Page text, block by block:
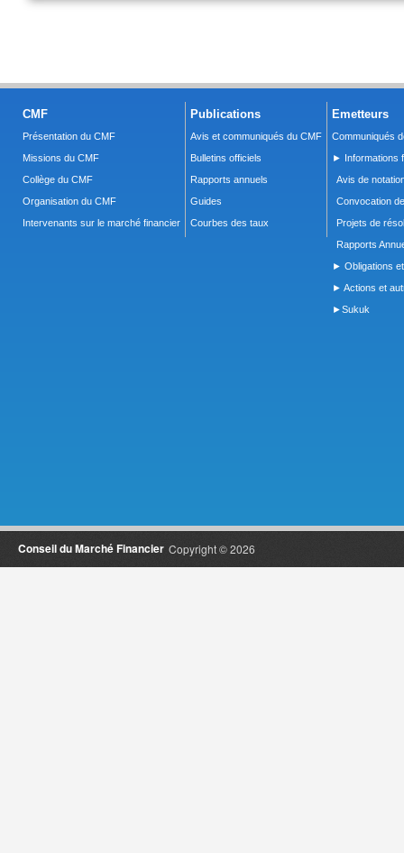
CMF
Présentation du CMF
Missions du CMF
Collège du CMF
Organisation du CMF
Intervenants sur le marché financier
Publications
Avis et communiqués du CMF
Bulletins officiels
Rapports annuels
Guides
Courbes des taux
Emetteurs
Communiqués
► Informations
Avis de
Convocation
Projets de
Rapports
► Obligations
► Actions et
►Sukuk
Copyright © 2026
Conseil du Marché Financier